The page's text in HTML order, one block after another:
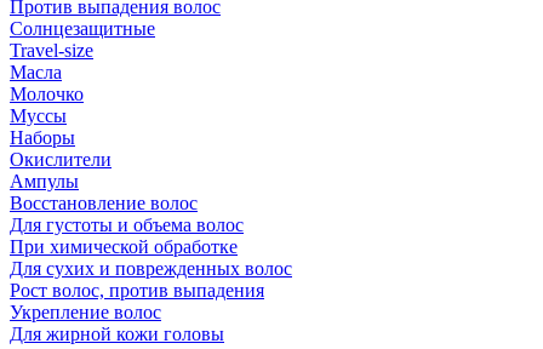
Против выпадения волос
Солнцезащитные
Travel-size
Масла
Молочко
Муссы
Наборы
Окислители
Ампулы
Восстановление волос
Для густоты и объема волос
При химической обработке
Для сухих и поврежденных волос
Рост волос, против выпадения
Укрепление волос
Для жирной кожи головы